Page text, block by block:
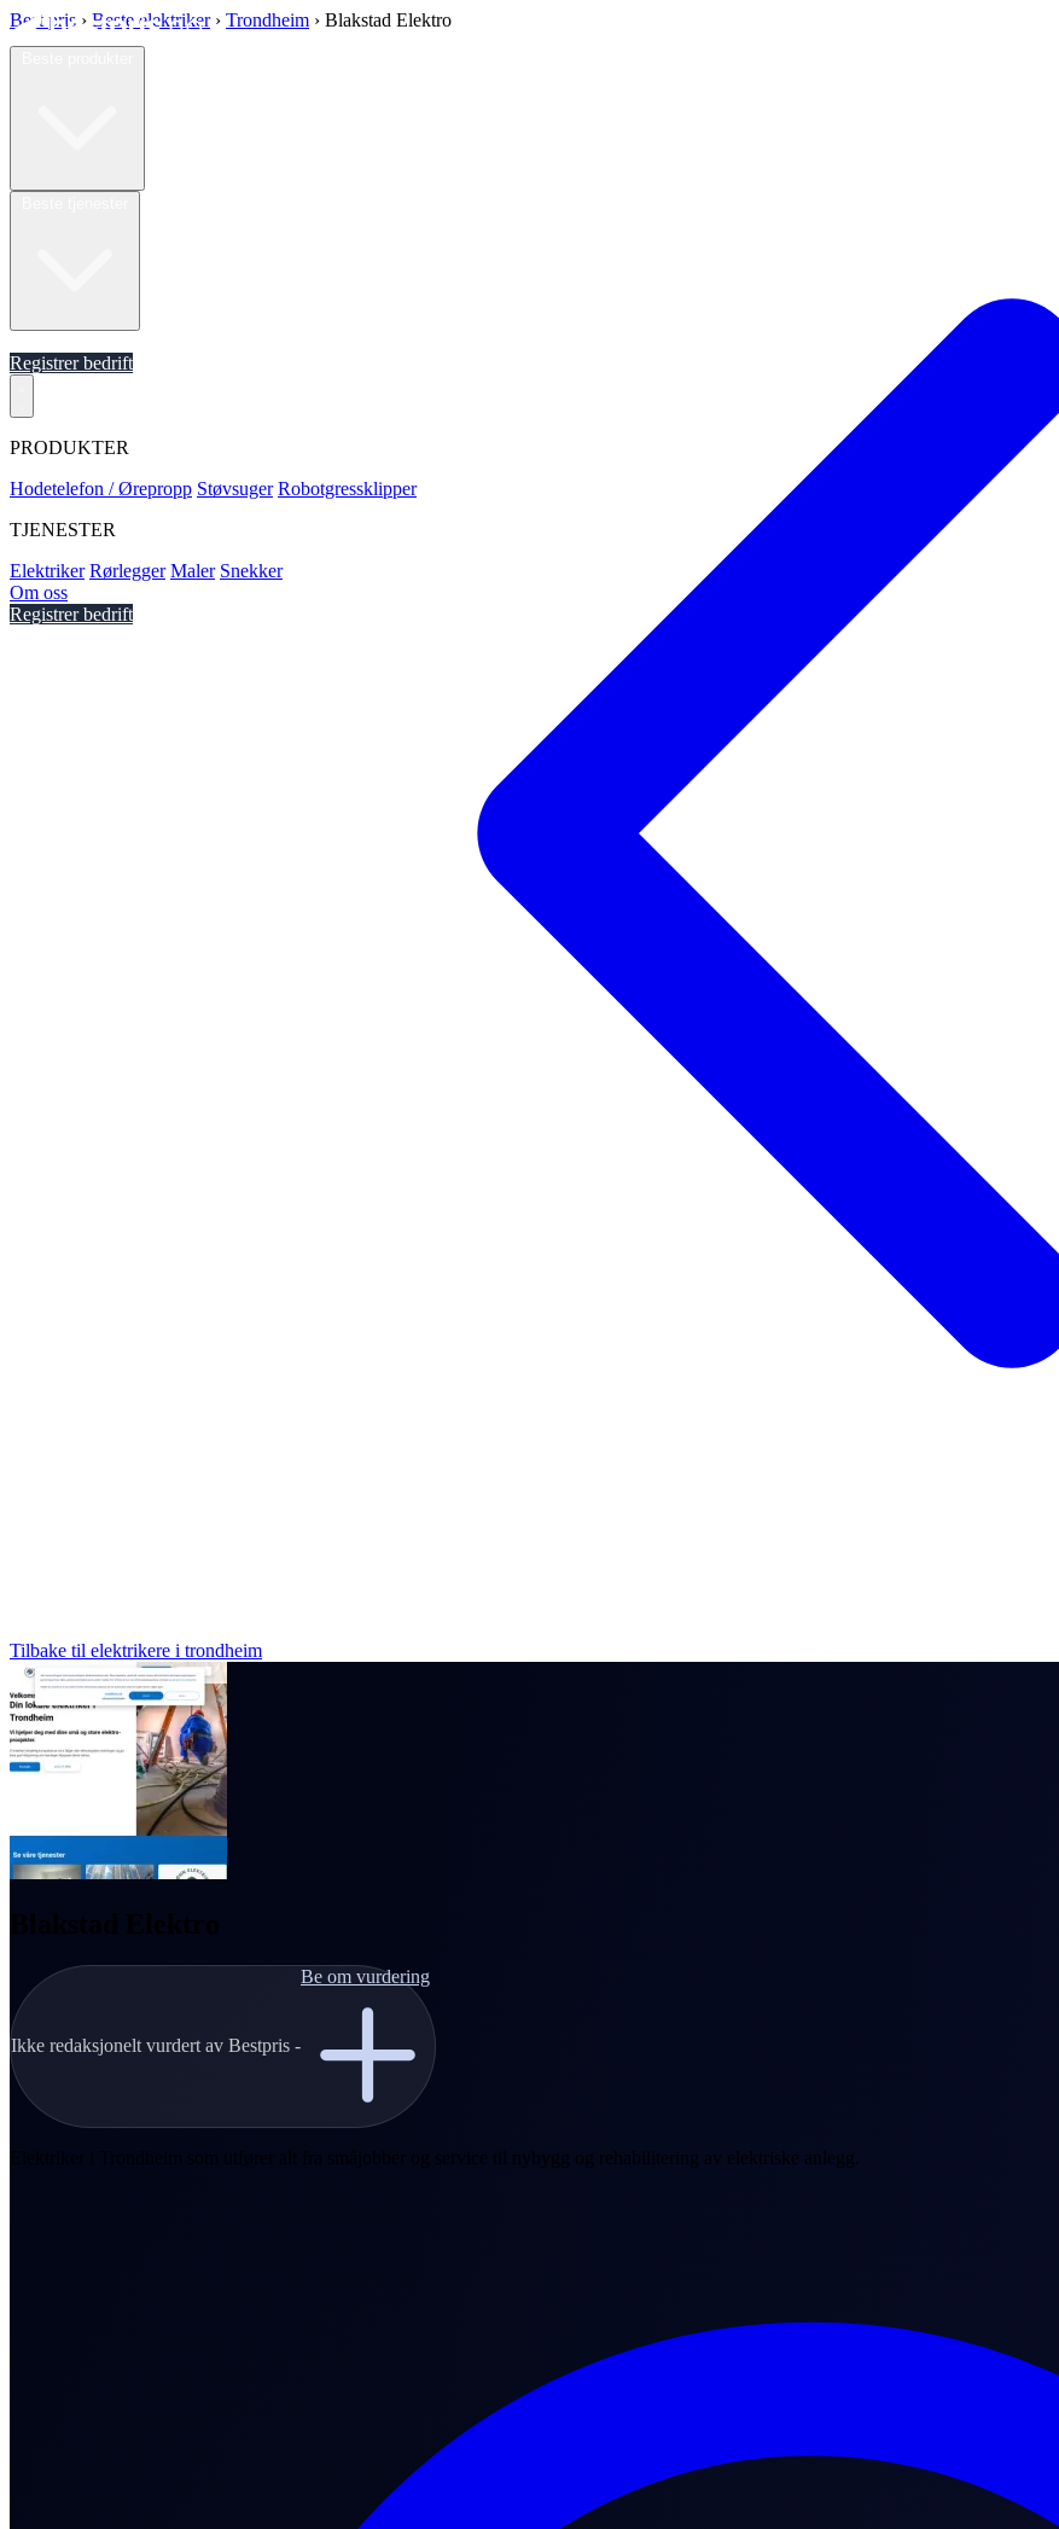
Registrer bedrift
PRODUKTER
Hodetelefon / Ørepropp Støvsuger Robotgressklipper
TJENESTER
Elektriker Rørlegger Maler Snekker
Om oss
Registrer bedrift
Best pris › Beste elektriker › Trondheim › Blakstad Elektro
Tilbake til elektrikere i trondheim
Blakstad Elektro
Ikke redaksjonelt vurdert av Bestpris -
Be om vurdering
Elektriker i Trondheim som utfører alt fra småjobber og service til nybygg og rehabilitering av elektriske anlegg.